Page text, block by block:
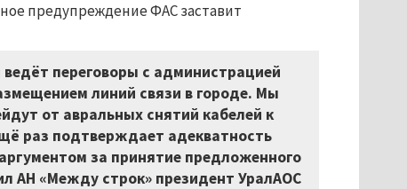
предупреждение ФАС заставит
переговоры с администрацией
линий связи в городе. Мы
от авральных снятий кабелей к
раз подтверждает адекватность
за принятие предложенного
АН «Между строк» президент УралАОС